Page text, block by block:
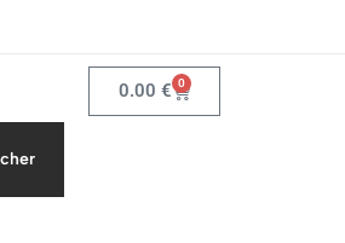
0.00 € 0